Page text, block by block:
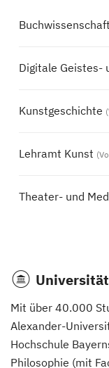
Buchwissenschaft
Digitale Geistes-
Kunstgeschichte
Lehramt Kunst
Theater- und
Mit über 40.000
Alexander-
Hochschule
Philosophie (mit